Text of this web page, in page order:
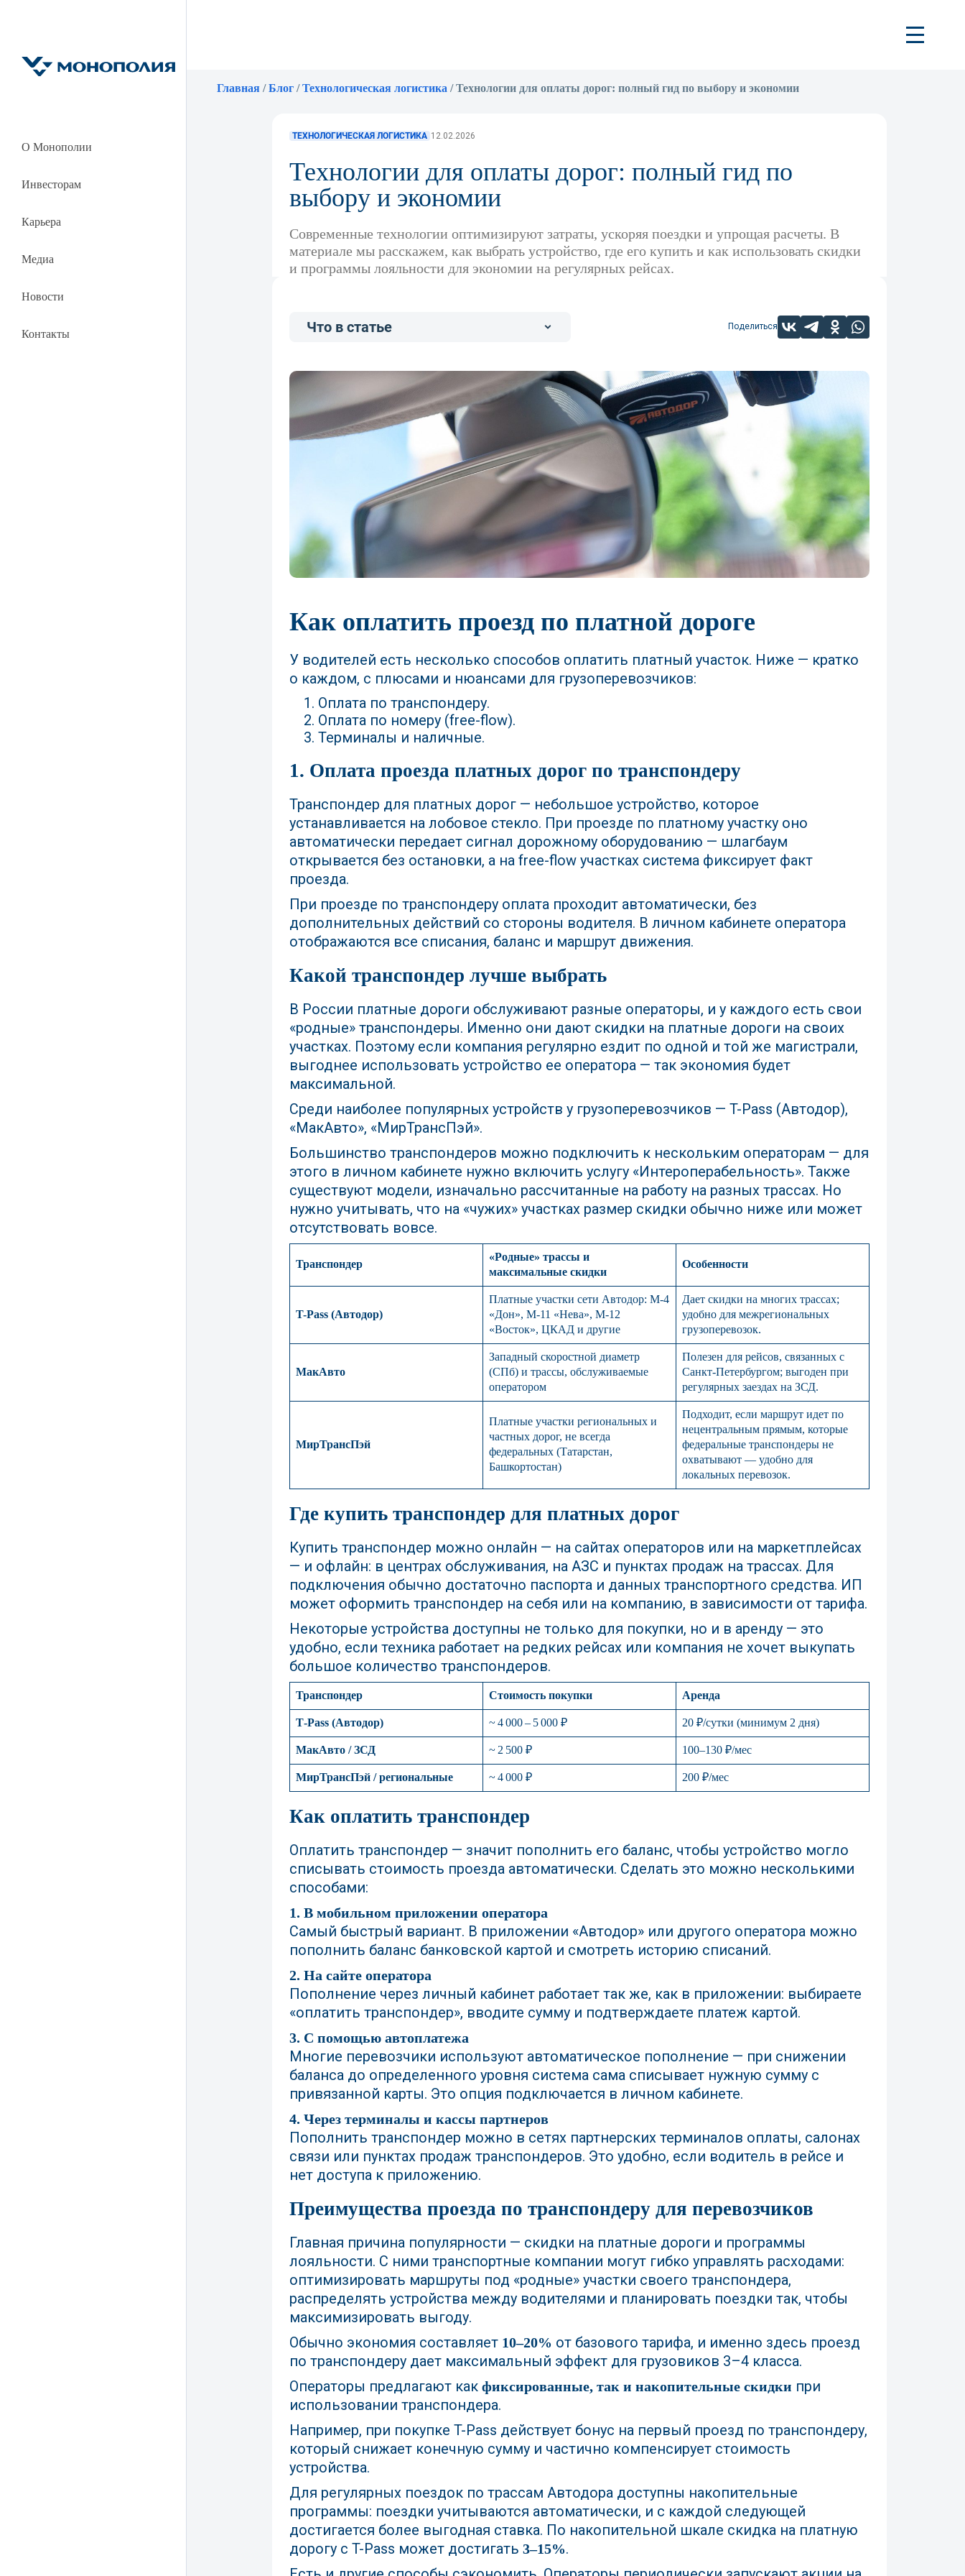
О Монополии
Инвесторам
Карьера
Медиа
Новости
Контакты
Главная / Блог / Технологическая логистика / Технологии для оплаты дорог: полный гид по выбору и экономии
ТЕХНОЛОГИЧЕСКАЯ ЛОГИСТИКА 12.02.2026
Технологии для оплаты дорог: полный гид по
выбору и экономии
Современные технологии оптимизируют затраты, ускоряя поездки и упрощая расчеты. В
материале мы расскажем, как выбрать устройство, где его купить и как использовать скидки
и программы лояльности для экономии на регулярных рейсах.
Что в статье Поделиться
Как оплатить проезд по платной дороге
У водителей есть несколько способов оплатить платный участок. Ниже — кратко
о каждом, с плюсами и нюансами для грузоперевозчиков:
Оплата по транспондеру.
Оплата по номеру (free-flow).
Терминалы и наличные.
1. Оплата проезда платных дорог по транспондеру
Транспондер для платных дорог — небольшое устройство, которое
устанавливается на лобовое стекло. При проезде по платному участку оно
автоматически передает сигнал дорожному оборудованию — шлагбаум
открывается без остановки, а на free-flow участках система фиксирует факт
проезда.
При проезде по транспондеру оплата проходит автоматически, без
дополнительных действий со стороны водителя. В личном кабинете оператора
отображаются все списания, баланс и маршрут движения.
Какой транспондер лучше выбрать
В России платные дороги обслуживают разные операторы, и у каждого есть свои
«родные» транспондеры. Именно они дают скидки на платные дороги на своих
участках. Поэтому если компания регулярно ездит по одной и той же магистрали,
выгоднее использовать устройство ее оператора — так экономия будет
максимальной.
Среди наиболее популярных устройств у грузоперевозчиков — T-Pass (Автодор),
«МакАвто», «МирТрансПэй».
Большинство транспондеров можно подключить к нескольким операторам — для
этого в личном кабинете нужно включить услугу «Интероперабельность». Также
существуют модели, изначально рассчитанные на работу на разных трассах. Но
нужно учитывать, что на «чужих» участках размер скидки обычно ниже или может
отсутствовать вовсе.
Транспондер
«Родные» трассы и
максимальные скидки
Особенности
T-Pass (Автодор)
Платные участки сети Автодор: М-4
«Дон», М-11 «Нева», М-12
«Восток», ЦКАД и другие
Дает скидки на многих трассах;
удобно для межрегиональных
грузоперевозок.
МакАвто
Западный скоростной диаметр
(СПб) и трассы, обслуживаемые
оператором
Полезен для рейсов, связанных с
Санкт‑Петербургом; выгоден при
регулярных заездах на ЗСД.
МирТрансПэй
Платные участки региональных и
частных дорог, не всегда
федеральных (Татарстан,
Башкортостан)
Подходит, если маршрут идет по
нецентральным прямым, которые
федеральные транспондеры не
охватывают — удобно для
локальных перевозок.
Где купить транспондер для платных дорог
Купить транспондер можно онлайн — на сайтах операторов или на маркетплейсах
— и офлайн: в центрах обслуживания, на АЗС и пунктах продаж на трассах. Для
подключения обычно достаточно паспорта и данных транспортного средства. ИП
может оформить транспондер на себя или на компанию, в зависимости от тарифа.
Некоторые устройства доступны не только для покупки, но и в аренду — это
удобно, если техника работает на редких рейсах или компания не хочет выкупать
большое количество транспондеров.
Транспондер Стоимость покупки Аренда
T‑Pass (Автодор) ~ 4 000 – 5 000 ₽ 20 ₽/сутки (минимум 2 дня)
МакАвто / ЗСД ~ 2 500 ₽ 100–130 ₽/мес
МирТрансПэй / региональные ~ 4 000 ₽ 200 ₽/мес
Как оплатить транспондер
Оплатить транспондер — значит пополнить его баланс, чтобы устройство могло
списывать стоимость проезда автоматически. Сделать это можно несколькими
способами:
1. В мобильном приложении оператора
Самый быстрый вариант. В приложении «Автодор» или другого оператора можно
пополнить баланс банковской картой и смотреть историю списаний.
2. На сайте оператора
Пополнение через личный кабинет работает так же, как в приложении: выбираете
«оплатить транспондер», вводите сумму и подтверждаете платеж картой.
3. С помощью автоплатежа
Многие перевозчики используют автоматическое пополнение — при снижении
баланса до определенного уровня система сама списывает нужную сумму с
привязанной карты. Это опция подключается в личном кабинете.
4. Через терминалы и кассы партнеров
Пополнить транспондер можно в сетях партнерских терминалов оплаты, салонах
связи или пунктах продаж транспондеров. Это удобно, если водитель в рейсе и
нет доступа к приложению.
Преимущества проезда по транспондеру для перевозчиков
Главная причина популярности — скидки на платные дороги и программы
лояльности. С ними транспортные компании могут гибко управлять расходами:
оптимизировать маршруты под «родные» участки своего транспондера,
распределять устройства между водителями и планировать поездки так, чтобы
максимизировать выгоду.
Обычно экономия составляет 10–20% от базового тарифа, и именно здесь проезд
по транспондеру дает максимальный эффект для грузовиков 3–4 класса.
Операторы предлагают как фиксированные, так и накопительные скидки при
использовании транспондера.
Например, при покупке T-Pass действует бонус на первый проезд по транспондеру,
который снижает конечную сумму и частично компенсирует стоимость
устройства.
Для регулярных поездок по трассам Автодора доступны накопительные
программы: поездки учитываются автоматически, и с каждой следующей
достигается более выгодная ставка. По накопительной шкале скидка на платную
дорогу с T-Pass может достигать 3–15%.